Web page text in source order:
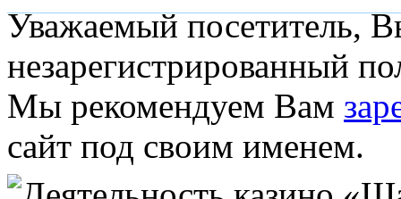
Уважаемый посетитель,
незарегистрированный
Мы рекомендуем Вам
сайт под своим именем.